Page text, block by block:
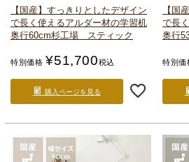
【国産】すっきりとしたデザイン
で長く使えるアルダー材の学習机
奥行60cm杉工場 スティック
特別価格 ¥51,700税込
購入ページを見る
【国
で長
奥行
特別価